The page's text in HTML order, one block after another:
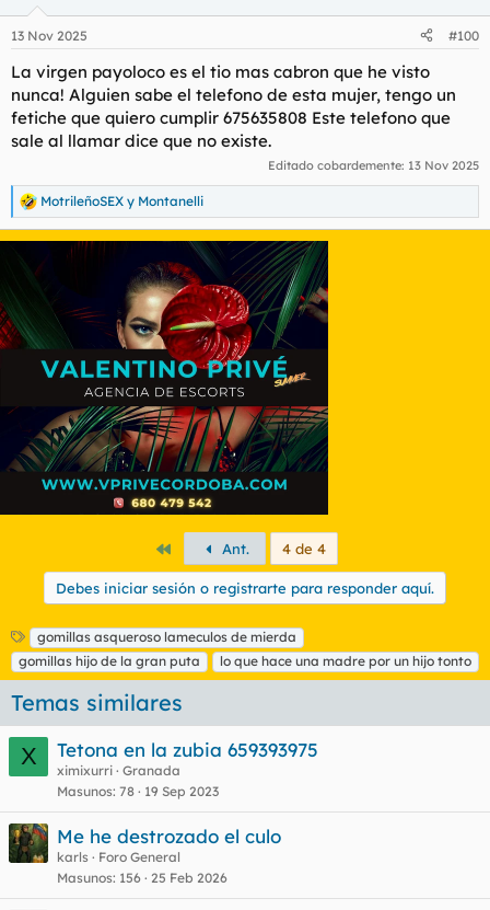
e
:
13 Nov 2025 #100
La virgen payoloco es el tio mas cabron que he visto
nunca! Alguien sabe el telefono de esta mujer, tengo un
fetiche que quiero cumplir 675635808 Este telefono que
sale al llamar dice que no existe.
Editado cobardemente: 13 Nov 2025
R
e
a
n
e
MotrileñoSEX y Montanelli
PrimeroAnt. 4 de 4
Debes iniciar sesión o registrarte para responder aquí.
E
t
i
q
u
e
t
a
gomillas asqueroso lameculos de mierda
gomillas hijo de la gran puta
lo que hace una madre por un hijo tonto
Temas similares
X
Tetona en la zubia 659393975
ximixurri Granada
Masunos 78 19 Sep 2023
Me he destrozado el culo
karls
Foro General
Masunos 156 25 Feb 2026